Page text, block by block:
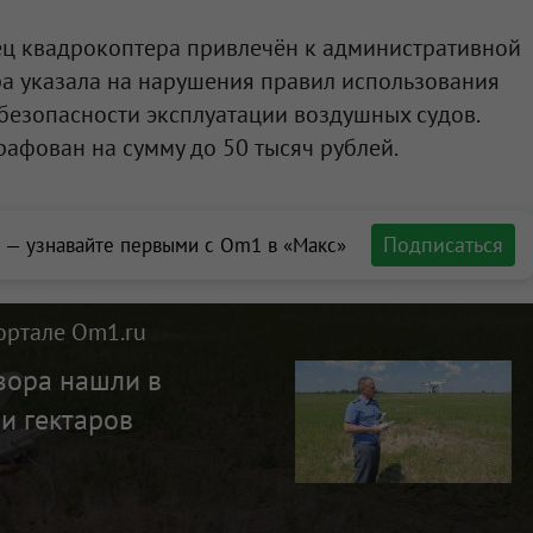
квадрокоптера привлечён к административной
указала на нарушения правил использования
эксплуатации воздушных судов.
на сумму до 50 тысяч рублей.
узнавайте первыми с Om1 в «Макс» Подписаться
Om1.ru
нашли в
гектаров